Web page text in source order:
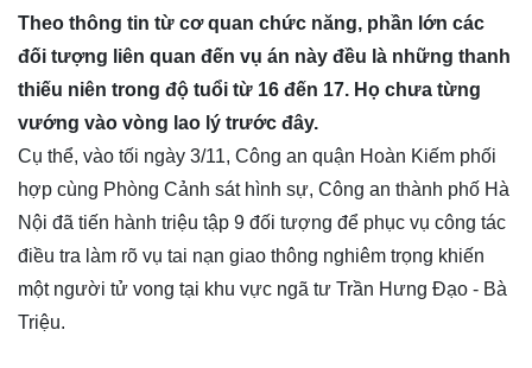
Theo thông tin từ cơ quan chức năng, phần lớn các
đối tượng liên quan đến vụ án này đều là những thanh
thiếu niên trong độ tuổi từ 16 đến 17. Họ chưa từng
vướng vào vòng lao lý trước đây.
Cụ thể, vào tối ngày 3/11, Công an quận Hoàn Kiếm phối
hợp cùng Phòng Cảnh sát hình sự, Công an thành phố Hà
Nội đã tiến hành triệu tập 9 đối tượng để phục vụ công tác
điều tra làm rõ vụ tai nạn giao thông nghiêm trọng khiến
một người tử vong tại khu vực ngã tư Trần Hưng Đạo - Bà
Triệu.